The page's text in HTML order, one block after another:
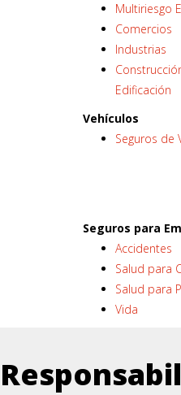
Multiriesgo
Comercios
Industrias
Edificación
Vehículos
Seguros de
Seguros para
Accidentes
Salud para
Salud para
Vida